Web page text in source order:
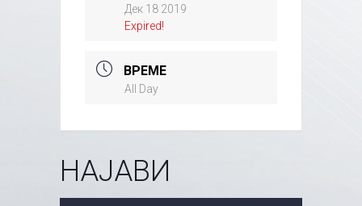
Дек 18 2019
Expired!
ВРЕМЕ
All Day
НАЈАВИ